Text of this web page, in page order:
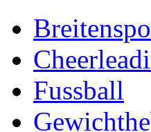
Fussball